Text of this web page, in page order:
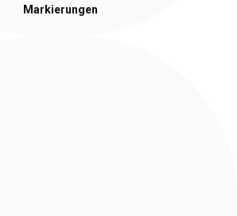
Markierungen